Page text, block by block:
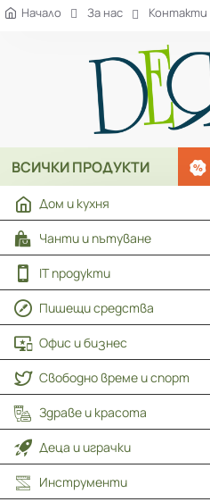
Рекламна
агенция
Начало За нас Контакти
ВСИЧКИ ПРОДУКТИ
Дом и кухня
Чанти и пътуване
IT продукти
Пишещи средства
Офис и бизнес
Свободно време и спорт
Здраве и красота
Деца и играчки
Инструменти